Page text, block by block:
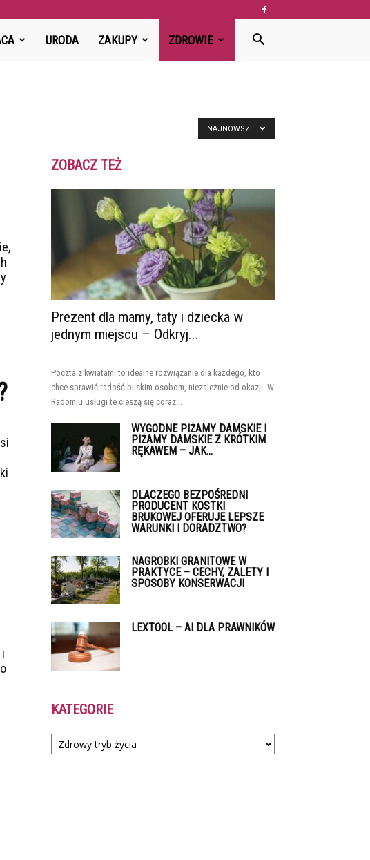
URODA ZAKUPY ZDROWIE
NAJNOWSZE
ZOBACZ TEŻ
Prezent dla mamy, taty i dziecka w
jednym miejscu – Odkryj...
Poczta z kwiatami to idealne rozwiązanie dla każdego, kto
chce sprawić radość bliskim osobom, niezależnie od okazji. W
Radomiu usługi te cieszą się coraz...
WYGODNE PIŻAMY DAMSKIE I
PIŻAMY DAMSKIE Z KRÓTKIM
RĘKAWEM – JAK...
DLACZEGO BEZPOŚREDNI
PRODUCENT KOSTKI
BRUKOWEJ OFERUJE LEPSZE
WARUNKI I DORADZTWO?
NAGROBKI GRANITOWE W
PRAKTYCE – CECHY, ZALETY I
SPOSOBY KONSERWACJI
LEXTOOL – AI DLA PRAWNIKÓW
KATEGORIE
Kategorie